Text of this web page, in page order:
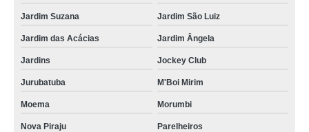
Jardim Suzana Jardim São Luiz
Jardim das Acácias Jardim Ângela
Jardins Jockey Club
Jurubatuba M'Boi Mirim
Moema Morumbi
Nova Piraju Parelheiros